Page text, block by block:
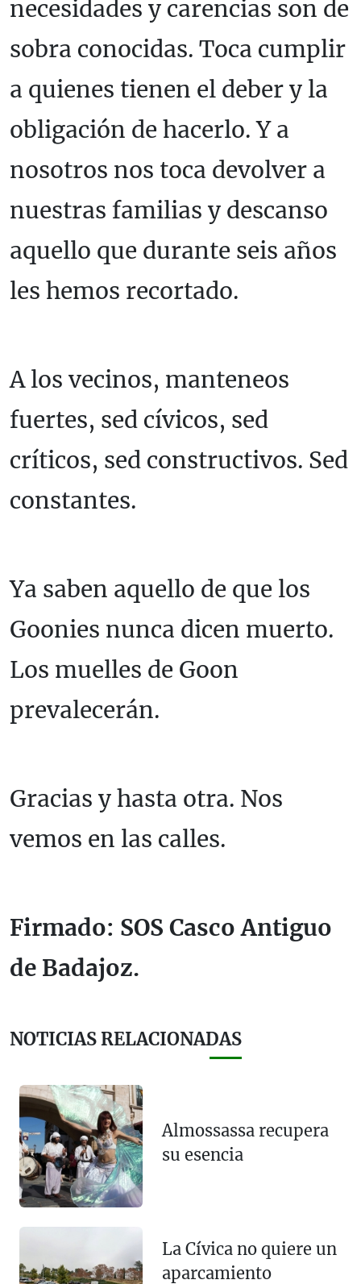
necesidades y carencias son de
sobra conocidas. Toca cumplir
a quienes tienen el deber y la
obligación de hacerlo. Y a
nosotros nos toca devolver a
nuestras familias y descanso
aquello que durante seis años
les hemos recortado.
A los vecinos, manteneos
fuertes, sed cívicos, sed
críticos, sed constructivos. Sed
constantes.
Ya saben aquello de que los
Goonies nunca dicen muerto.
Los muelles de Goon
prevalecerán.
Gracias y hasta otra. Nos
vemos en las calles.
Firmado: SOS Casco Antiguo
de Badajoz.
NOTICIAS RELACIONADAS
Almossassa recupera
su esencia
La Cívica no quiere un
aparcamiento